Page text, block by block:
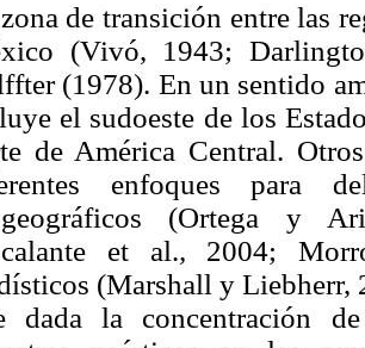
de transición entre las
(Vivó, 1943;
(1978). En un sentido
el sudoeste de los
de América Central.
enfoques para
(Ortega y
et al., 2004;
(Marshall y Liebherr,
dada la concentración